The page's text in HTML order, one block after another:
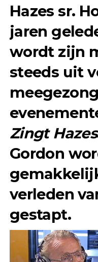
Hazes sr.
jaren
wordt zijn
steeds uit
Zingt Hazes
Gordon
verleden
gestapt.